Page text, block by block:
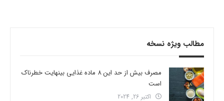
مطالب ویژه نسخه
مصرف بیش از حد این 8 ماده غذایی بینهایت خطرناک
است
اکتبر 26, 2024